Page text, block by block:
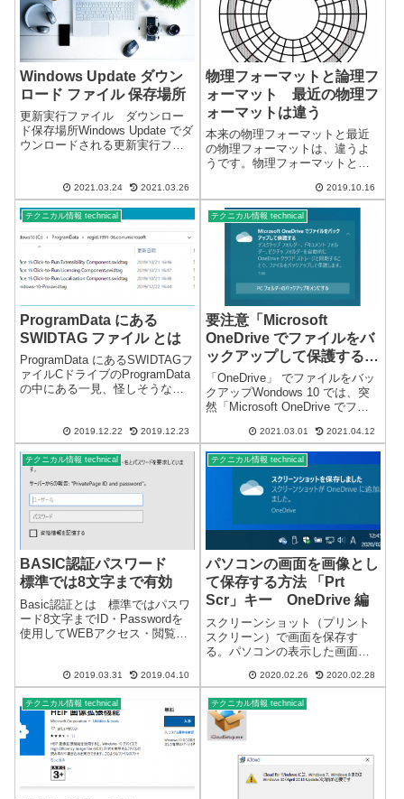
Windows Update ダウン
ロード ファイル 保存場所
更新実行ファイル ダウンロー
ド保存場所Windows Update でダ
ウンロードされる更新実行ファ
on\Download\」Windows Update
Do...
2021.03.24 2021.03.26
物理フォーマットと論理フ
ォーマット 最近の物理フ
ォーマットは違う
本来の物理フォーマットと最近
の物理フォーマットは、違うよ
うです。物理フォーマットと論
物理フォーマットとは、トラッ
クやセクタの初期化を行うこと
であり、論理フォーマットと
は、ファイルシステムの初期化
や再処理を行うこと...
2019.10.16
テクニカル情報 technical
ProgramData にある
SWIDTAG ファイル とは
ProgramData にあるSWIDTAGフ
ァイルCドライブのProgramData
の中にある一見、怪しそうなフ
です。コメント不要なファイル
やフォルダは、結構たく...
2019.12.22 2019.12.23
テクニカル情報 technical
要注意「Microsoft
OneDrive でファイルをバ
ックアップして保護する」
について
「OneDrive」 でファイルをバッ
クアップWondows 10 では、突
然「Microsoft OneDrive でファ
る」の催促画面が定期的に表示
されます。かなりしつこい…デ
スクトップ フォルダー、ドキュ
2021.03.01 2021.04.12
テクニカル情報 technical
BASIC認証パスワード
標準では8文字まで有効
Basic認証とは 標準ではパスワ
ード8文字までID・Passwordを
使用してWEBアクセス・閲覧制
のない拡張子だけの特殊なファ
イルになります。詳細を記載し
たユーザー名とハッシュ化さ...
2019.03.31 2019.04.10
テクニカル情報 technical
パソコンの画面を画像とし
て保存する方法 「Prt
Scr」キー OneDrive 編
スクリーンショット（プリント
スクリーン）で画面を保存す
る。パソコンの表示した画面を
ンの画面を画像にする方法は、
に、画像にしたい画面を表示
し、キーボードの「Prt Scr」キ
ー...
2020.02.26 2020.02.28
テクニカル情報 technical テクニカル情報 technical